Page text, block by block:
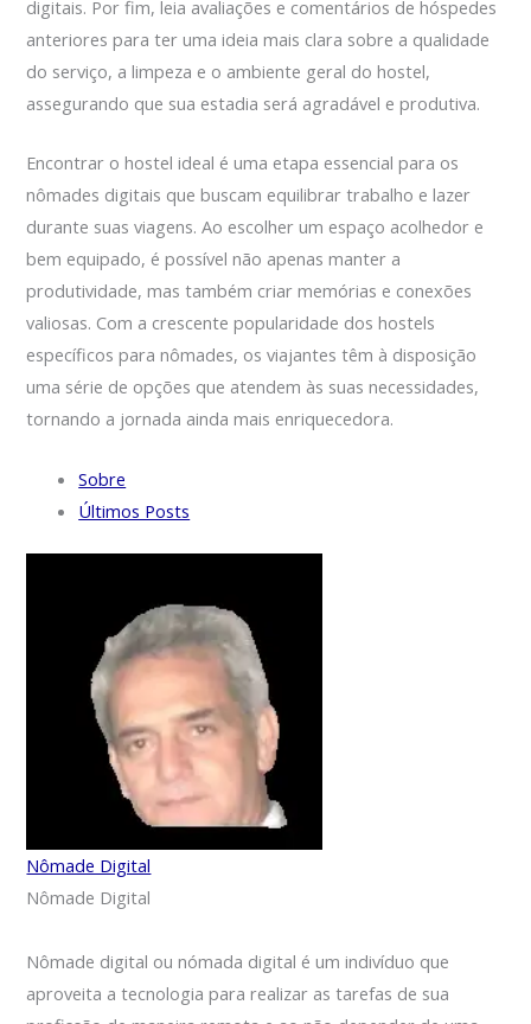
digitais. Por fim, leia avaliações e comentários de hóspedes
anteriores para ter uma ideia mais clara sobre a qualidade
do serviço, a limpeza e o ambiente geral do hostel,
assegurando que sua estadia será agradável e produtiva.
Encontrar o hostel ideal é uma etapa essencial para os
nômades digitais que buscam equilibrar trabalho e lazer
durante suas viagens. Ao escolher um espaço acolhedor e
bem equipado, é possível não apenas manter a
produtividade, mas também criar memórias e conexões
valiosas. Com a crescente popularidade dos hostels
específicos para nômades, os viajantes têm à disposição
uma série de opções que atendem às suas necessidades,
tornando a jornada ainda mais enriquecedora.
Sobre
Últimos Posts
Nômade Digital
Nômade Digital
Nômade digital ou nómada digital é um indivíduo que
aproveita a tecnologia para realizar as tarefas de sua